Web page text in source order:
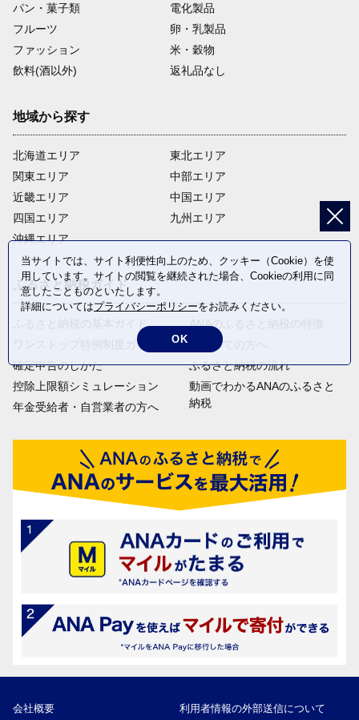
パン・菓子類
電化製品
フルーツ
卵・乳製品
ファッション
米・穀物
飲料(酒以外)
返礼品なし
地域から探す
北海道エリア
関東エリア
近畿エリア
四国エリア
沖縄エリア
東北エリア
中部エリア
中国エリア
九州エリア
ふるさと納税ガイド
ふるさと納税の基本ガイド
ワンストップ特例制度ガイド
確定申告のしかた
控除上限額シミュレーション
年金受給者・自営業者の方へ
ANAのふるさと納税の特徴
はじめての方へ
ふるさと納税の流れ
動画でわかるANAのふるさと
納税
会社概要 利用者情報の外部送信について
当サイトでは、サイト利便性向上のため、クッキー（Cookie）を使
用しています。サイトの閲覧を継続された場合、Cookieの利用に同
意したことものといたします。
詳細についてはプライバシーポリシーをお読みください。
OK